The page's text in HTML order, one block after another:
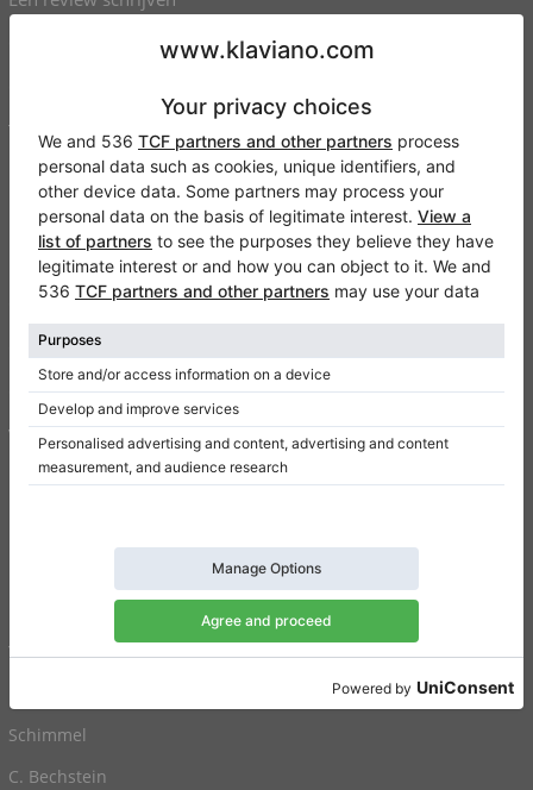
Gebruiksvoorwaarden
Toestemmingsinstellingen
Snelkoppelingen
Piano’s te koop
Grand piano’s te koop
Gebruikte staande piano’s
Gebruikte vleugels
Voeg uw advertentie toe
Blog
Populaire piano’s
Yamaha
Schimmel
C. Bechstein